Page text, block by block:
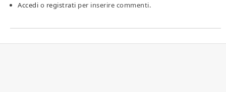
Accedi o registrati per inserire commenti.